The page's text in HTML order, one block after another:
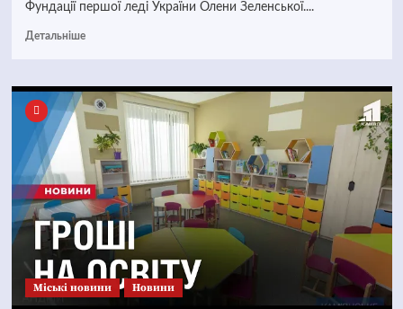
Фундації першої леді України Олени Зеленської....
Детальніше
Mіські новини Новини